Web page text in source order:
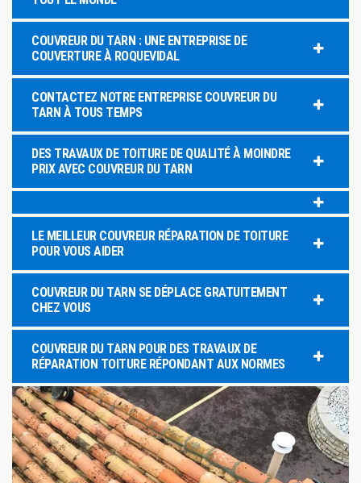
COUVREUR DU TARN : UNE ENTREPRISE DE
COUVERTURE À ROQUEVIDAL
CONTACTEZ NOTRE ENTREPRISE COUVREUR DU
TARN À TOUS TEMPS
DES TRAVAUX DE TOITURE DE QUALITÉ À MOINDRE
PRIX AVEC COUVREUR DU TARN
LE MEILLEUR COUVREUR RÉPARATION DE TOITURE
POUR VOUS AIDER
COUVREUR DU TARN SE DÉPLACE GRATUITEMENT
CHEZ VOUS
COUVREUR DU TARN POUR DES TRAVAUX DE
RÉPARATION TOITURE RÉPONDANT AUX NORMES